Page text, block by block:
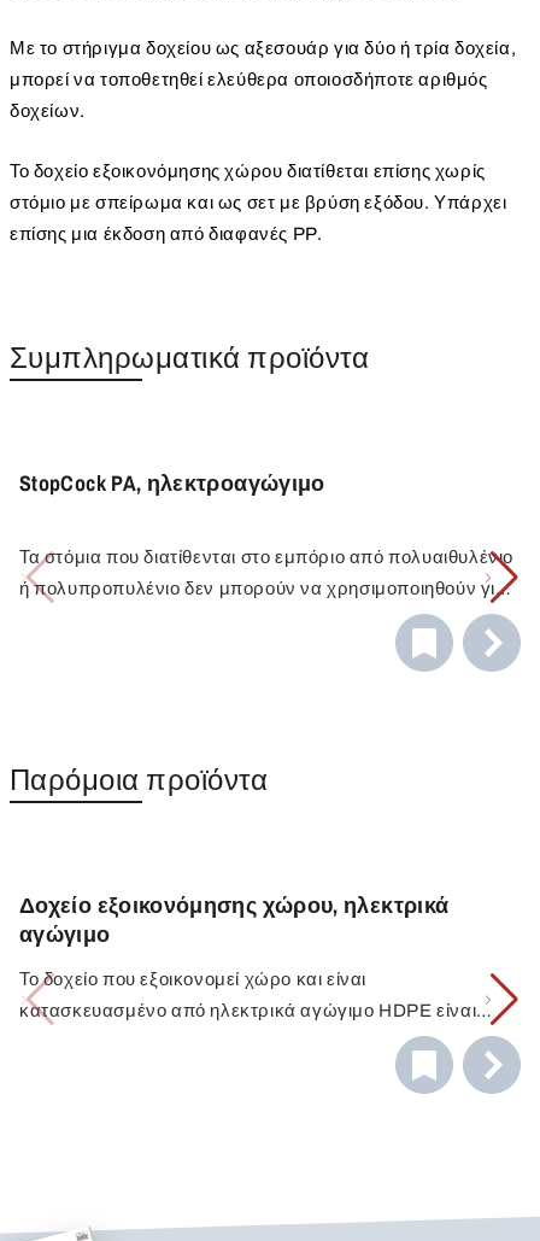
Με το στήριγμα δοχείου ως αξεσουάρ για δύο ή τρία δοχεία,
μπορεί να τοποθετηθεί ελεύθερα οποιοσδήποτε αριθμός
δοχείων.
Το δοχείο εξοικονόμησης χώρου διατίθεται επίσης χωρίς
στόμιο με σπείρωμα και ως σετ με βρύση εξόδου. Υπάρχει
επίσης μια έκδοση από διαφανές PP.
Συμπληρωματικά προϊόντα
StopCock PA, ηλεκτροαγώγιμο
Τα στόμια που διατίθενται στο εμπόριο από πολυαιθυλένιο
ή πολυπροπυλένιο δεν μπορούν να χρησιμοποιηθούν για
Το StopCock PA ταιριάζει σε εξωτερικό σπείρωμα 3/4"
και με τον παρεχόμενο προσαρμογέα σε εσωτερικό
σε όλα σχεδόν τα δοχεία.
Παρόμοια προϊόντα
Δοχείο εξοικονόμησης χώρου, ηλεκτρικά
αγώγιμο
Το δοχείο που εξοικονομεί χώρο και είναι
κατασκευασμένο από ηλεκτρικά αγώγιμο HDPE είναι
ειδικά σχεδιασμένο για χρήση σε χώρους που
προστατεύονται από εκρήξεις. Όταν γειωθεί κατάλληλα,